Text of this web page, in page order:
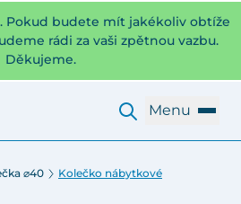
Pokud budete mít jakékoliv obtíže
rádi za vaši zpětnou vazbu.
Děkujeme.
Menu
⌀40 Kolečko nábytkové